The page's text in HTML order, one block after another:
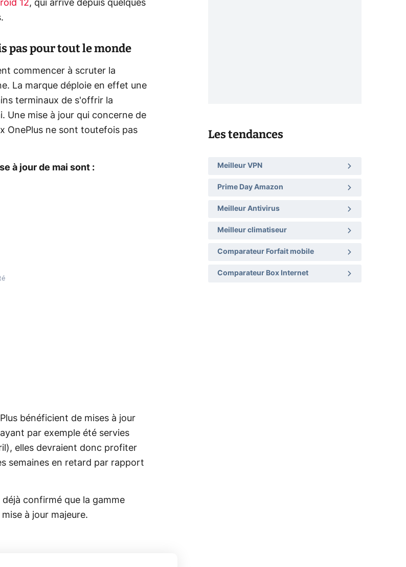
12, qui arrive depuis quelques
pas pour tout le monde
commencer à scruter la
La marque déploie en effet une
terminaux de s'offrir la
Une mise à jour qui concerne de
OnePlus ne sont toutefois pas
à jour de mai sont :
bénéficient de mises à jour
par exemple été servies
elles devraient donc profiter
semaines en retard par rapport
confirmé que la gamme
à jour majeure.
Les tendances
Meilleur VPN
Prime Day Amazon
Meilleur Antivirus
Meilleur climatiseur
Comparateur Forfait mobile
Comparateur Box Internet